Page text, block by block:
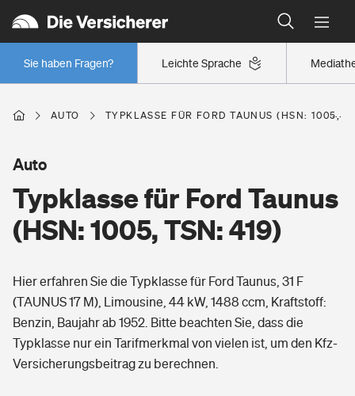
Leichte Sprache
Sie haben Fragen?
Wer versichert was: Jetzt Versicherer finden
Regionalklassen: So ist Ihre Region eingestuft
Wer versichert was: Jetzt Versicherer finden
Berufsunfähigkeitsversicherung
Erwerbsunfähigkeitsversicherung
Grundfähigkeitsversicherung
Arbeitsrechtsschutz
Berufshaftpflichtversicherung
Wohnen
Elementarversicherung
Freizeit
Pri­vate Haft­pflicht­
Gesundheit
AUTO TYPKLASSE FÜR FORD TAUNUS (HSN: 1005,
Typklasse für Ford Taunus
(HSN: 1005, TSN: 419)
Auto
Hier erfahren Sie die Typklasse für Ford Taunus, 31 F
(TAUNUS 17 M), Limousine, 44 kW, 1488 ccm, Kraftstoff:
Benzin, Baujahr ab 1952. Bitte beachten Sie, dass die
Typklasse nur ein Tarifmerkmal von vielen ist, um den Kfz-
Versicherungsbeitrag zu berechnen.